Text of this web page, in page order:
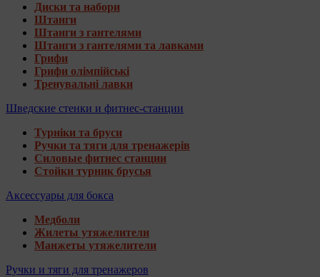
Диски та набори
Штанги
Штанги з гантелями
Штанги з гантелями та лавками
Грифи
Грифи олімпійські
Тренувальні лавки
Шведские стенки и фитнес-станции
Турніки та бруси
Ручки та тяги для тренажерів
Силовые фитнес станции
Стойки турник брусья
Аксессуары для бокса
Медболи
Жилеты утяжелители
Манжеты утяжелители
Ручки и тяги для тренажеров